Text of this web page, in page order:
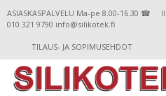
ASIASKASPALVELU Ma-pe 8.00-16.30 ☎
010 321 9790 info@silikotek.fi
TILAUS- JA SOPIMUSEHDOT